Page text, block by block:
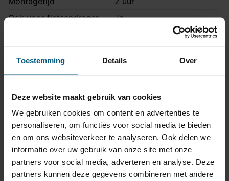
Toestemming Details Over
Deze website maakt gebruik van cookies
We gebruiken cookies om content en advertenties te
personaliseren, om functies voor social media te bieden
en om ons websiteverkeer te analyseren. Ook delen we
informatie over uw gebruik van onze site met onze
partners voor social media, adverteren en analyse. Deze
partners kunnen deze gegevens combineren met andere
Ook voor fietsendrager
Ja
Ook Quattro modellen |
Montage handleiding
STA-102
Kabelset specificatie
Artikelnummer
87AU030D1
Aansluiting
13 polig
Kabelset type
Origineel
Stekkeraansluiting
Met originele connectoren